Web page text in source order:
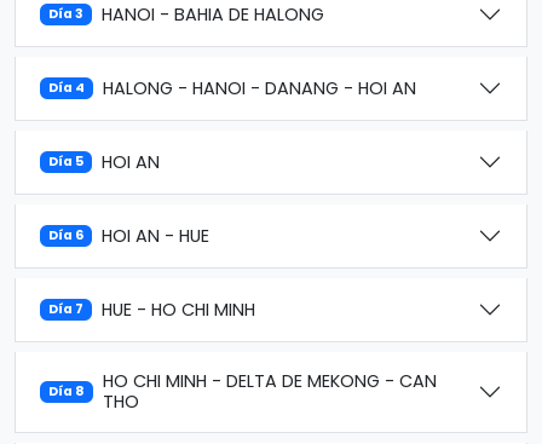
Día 3 HANOI - BAHIA DE HALONG
Día 4 HALONG - HANOI - DANANG - HOI AN
Día 5 HOI AN
Día 6 HOI AN - HUE
Día 7 HUE - HO CHI MINH
Día 8
HO CHI MINH - DELTA DE MEKONG - CAN
THO